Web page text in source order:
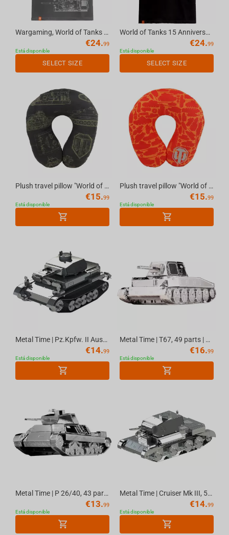
Wargaming, World of Tanks 2.0 Limited Edition T-shirt grey, XL
€24.99
Está disponible
SELECT SIZE
World of Tanks 15 Anniversary T-shirt Black, L
€24.99
Está disponible
SELECT SIZE
Plush travel pillow "World of Tanks" Black logos, 36 cm
€15.99
Está disponible
Plush travel pillow "World of Tanks" Red pattern, 36 cm
€15.99
Está disponible
Metal Time | Pz.Kpfw. II Ausf.G, 63 parts | World of Tanks
€14.99
Está disponible
Metal Time | T67, 49 parts | World of Tanks
€16.99
Está disponible
Metal Time | P 26/40, 43 parts | World of Tanks
€13.99
Está disponible
Metal Time | Cruiser Mk III, 55 parts | World of Tanks
€14.99
Está disponible